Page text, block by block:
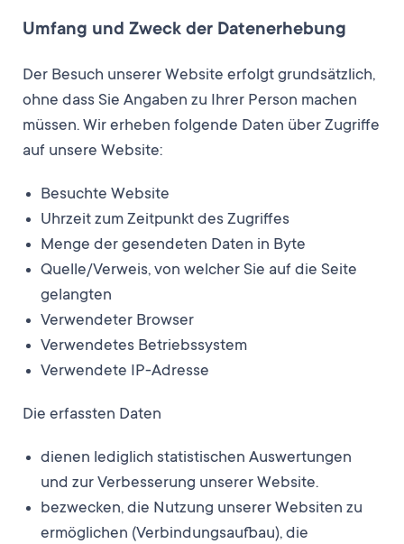
Umfang und Zweck der Datenerhebung
Der Besuch unserer Website erfolgt grundsätzlich,
ohne dass Sie Angaben zu Ihrer Person machen
müssen. Wir erheben folgende Daten über Zugriffe
auf unsere Website:
Besuchte Website
Uhrzeit zum Zeitpunkt des Zugriffes
Menge der gesendeten Daten in Byte
Quelle/Verweis, von welcher Sie auf die Seite
gelangten
Verwendeter Browser
Verwendetes Betriebssystem
Verwendete IP-Adresse
Die erfassten Daten
dienen lediglich statistischen Auswertungen
und zur Verbesserung unserer Website.
bezwecken, die Nutzung unserer Websiten zu
ermöglichen (Verbindungsaufbau), die